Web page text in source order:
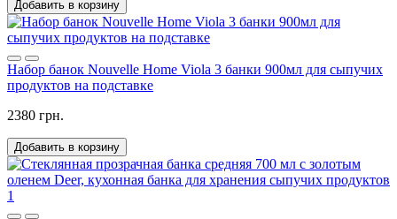
Добавить в корзину
Набор банок Nouvelle Home Viola 3 банки 900мл для сыпучих
продуктов на подставке
2380 грн.
Добавить в корзину
1